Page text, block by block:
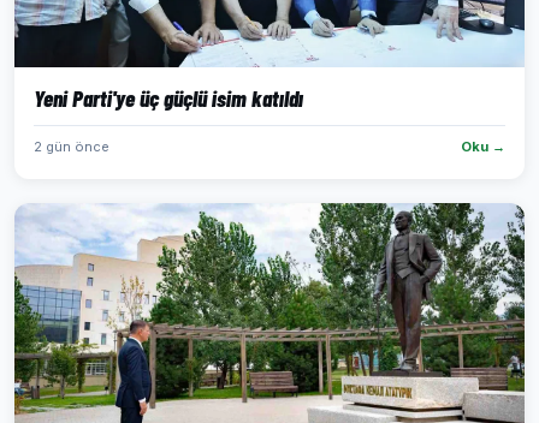
Yeni Parti'ye üç güçlü isim katıldı
2 gün önce Oku →